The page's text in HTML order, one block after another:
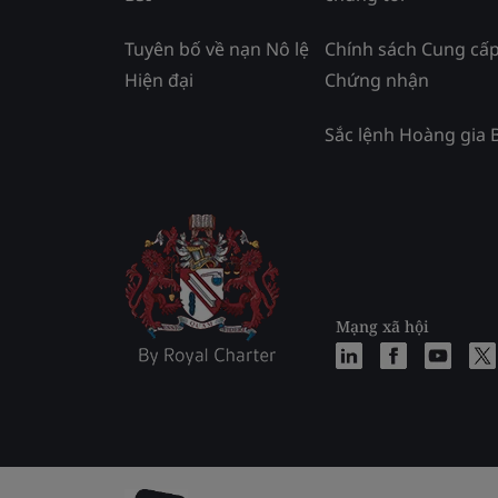
Tuyên bố về nạn Nô lệ
Hiện đại
Chính sách Cung cấp
Chứng nhận
Sắc lệnh Hoàng gia
Mạng xã hội